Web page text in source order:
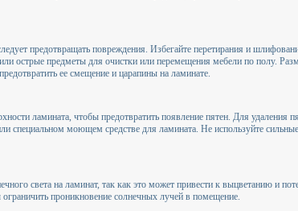
предотвращать повреждения. Избегайте перетирания и
острые предметы для очистки или перемещения мебели по полу.
ее смещение и царапины на ламинате.
ламината, чтобы предотвратить появление пятен. Для удаления
специальном моющем средстве для ламината. Не используйте
света на ламинат, так как это может привести к выцветанию и
проникновение солнечных лучей в помещение.